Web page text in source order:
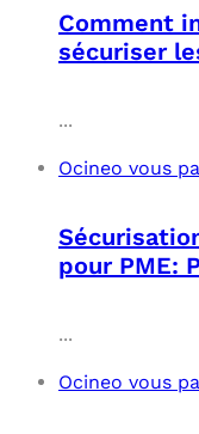
Comment
sécuriser
...
Ocineo vous
pour PME:
...
Ocineo vous